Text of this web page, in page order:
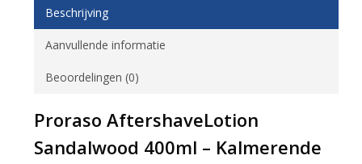
Beschrijving
Aanvullende informatie
Beoordelingen (0)
Proraso AftershaveLotion
Sandalwood 400ml – Kalmerende